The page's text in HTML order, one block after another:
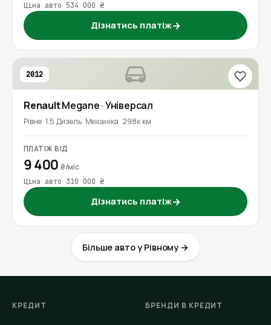
Ціна авто 534 000 ₴
Дізнатись платіж→
2012
RenaultMegane· Універсал
Рівне 1.5 Дизель Механіка 298к км
ПЛАТІЖ ВІД
9 400₴/міс
Ціна авто 310 000 ₴
Дізнатись платіж→
Більше авто у Рівному →
КРЕДИТ БРЕНДИ В КРЕДИТ